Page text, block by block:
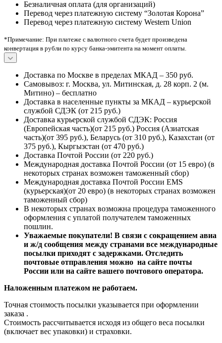
Безналичная оплата (для организаций)
Перевод через платежную систему “Золотая Корона”
Перевод через платежную систему Western Union
*Примечание: При платеже с валютного счета будет произведена
конвертация в рубли по курсу банка-эмитента на момент оплаты.
Доставка по Москве в пределах МКАД – 350 руб.
Самовывоз: г. Москва, ул. Митинская, д. 28 корп. 2 (м.
Митино) – бесплатно
Доставка в населенные пункты за МКАД – курьерской
службой СДЭК (от 215 руб.)
Доставка курьерской службой СДЭК: Россия
(Европейская часть)(от 215 руб.) Россия (Азиатская
часть)(от 395 руб.), Беларусь (от 310 руб.), Казахстан (от
375 руб.), Кыргызстан (от 470 руб.)
Доставка Почтой России (от 220 руб.)
Международная доставка Почтой России (от 15 евро) (в
некоторых странах возможен таможенный сбор)
Международная доставка Почтой России EMS
(курьерская)(от 20 евро) (в некоторых странах возможен
таможенный сбор)
В некоторых странах возможна процедура таможенного
оформления с уплатой получателем таможенных
пошлин.
Уважаемые покупатели! В связи с сокращением авиа
и ж/д сообщения между странами все международные
посылки приходят с задержками. Отследить
почтовые отправления можно на сайте почты
России или на сайте вашего почтового оператора.
Наложенным платежом не работаем.
Точная стоимость посылки указывается при оформлении
заказа .
Стоимость рассчитывается исходя из общего веса посылки
(включает вес упаковки) и страховки.